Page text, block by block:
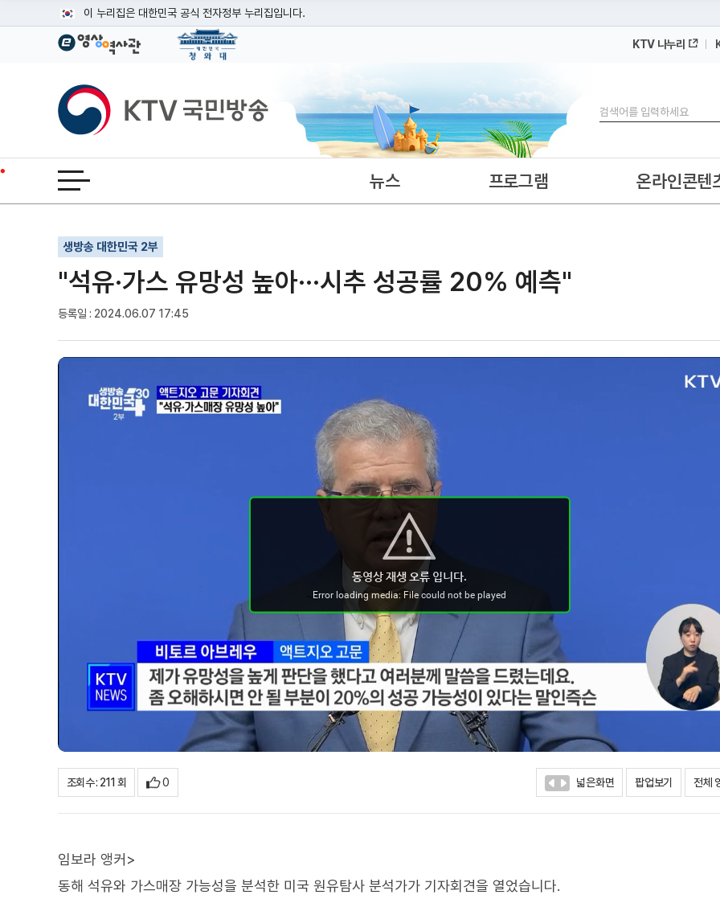
이 누리집은 대한민국 공식 전자정부 누리집입니다.
공식 누리집 주소 확인하기
이밖에 or.kr 또는 .kr등 다른 도메인 주소를 사용하고 있다면 아래 URL에서 도메인 주소를 확인해 보세요
운영중인 공식 누리집보기
KTV 나누리
KTV국민방송
검색
전체메뉴 열기 뉴스 프로그램 온라인콘텐
생방송 대한민국 2부
"석유·가스 유망성 높아···시추 성공률 20% 예측"
등록일 : 2024.06.07 17:45
기사인쇄
글자확대
글자축소
조회수 : 211 회 0 넓은화면 팝업보기 전체
임보라 앵커>
동해 석유와 가스매장 가능성을 분석한 미국 원유탐사 분석가가 기자회견을 열었습니다.